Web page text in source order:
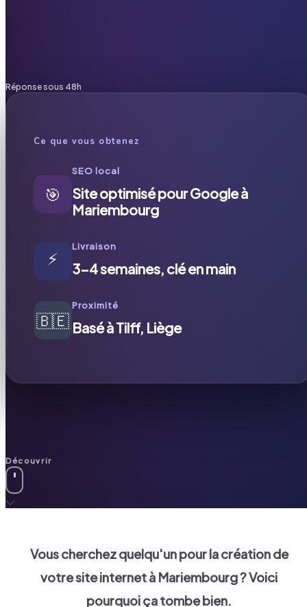
Réponse sous 48h
Ce que vous obtenez
🎯
SEO local
Site optimisé pour Google à
Mariembourg
⚡
Livraison
3-4 semaines, clé en main
🇧🇪
Proximité
Basé à Tilff, Liège
Découvrir
Vous cherchez quelqu'un pour la création de
votre site internet à Mariembourg? Voici
pourquoi ça tombe bien.